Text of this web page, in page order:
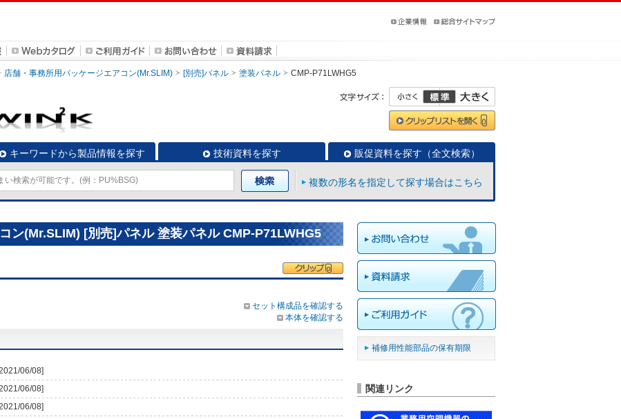
店舗・事務所用パッケージエアコン(Mr.SLIM) [別売]パネル 塗装パネル CMP-P71LWHG5
キーワードから製品情報を探す 技術資料を探す 販促資料を探す（全文検索）
複数の形名を指定して探す場合はこちら
ン(Mr.SLIM) [別売]パネル 塗装パネル CMP-P71LWHG5
セット構成品を確認する
本体を確認する
06/08]
06/08]
06/08]
補修用性能部品の保有期限
関連リンク